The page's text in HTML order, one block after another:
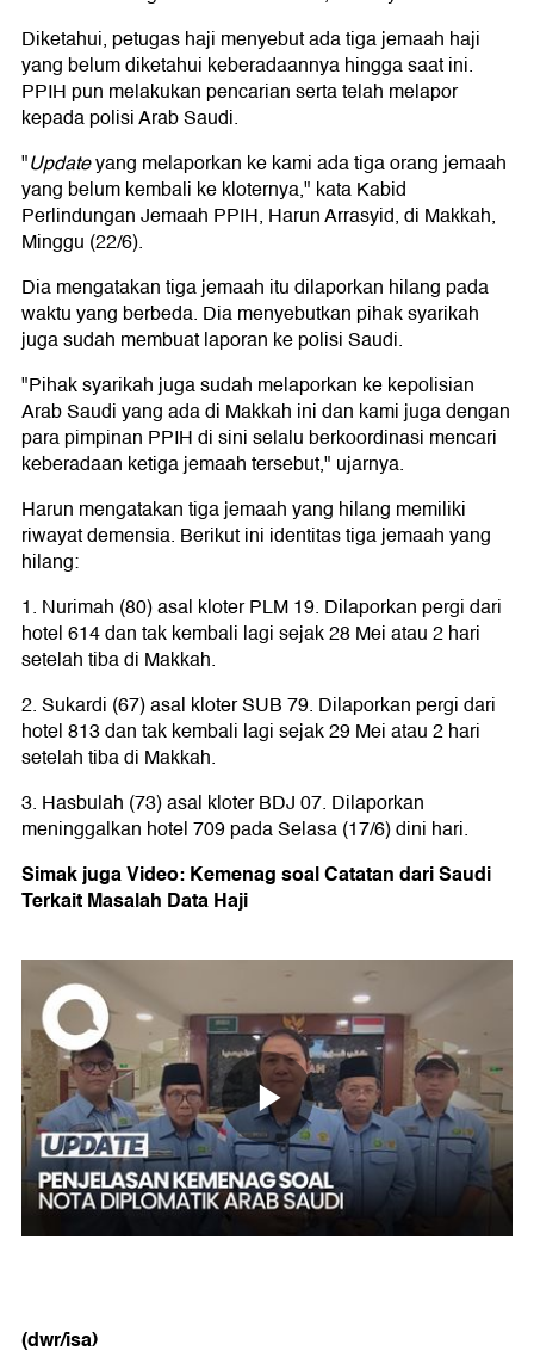
Diketahui, petugas haji menyebut ada tiga jemaah haji
yang belum diketahui keberadaannya hingga saat ini.
PPIH pun melakukan pencarian serta telah melapor
kepada polisi Arab Saudi.
"Updateyang melaporkan ke kami ada tiga orang jemaah
yang belum kembali ke kloternya," kata Kabid
Perlindungan Jemaah PPIH, Harun Arrasyid, di Makkah,
Minggu (22/6).
Dia mengatakan tiga jemaah itu dilaporkan hilang pada
waktu yang berbeda. Dia menyebutkan pihak syarikah
juga sudah membuat laporan ke polisi Saudi.
"Pihak syarikah juga sudah melaporkan ke kepolisian
Arab Saudi yang ada di Makkah ini dan kami juga dengan
para pimpinan PPIH di sini selalu berkoordinasi mencari
keberadaan ketiga jemaah tersebut," ujarnya.
Harun mengatakan tiga jemaah yang hilang memiliki
riwayat demensia. Berikut ini identitas tiga jemaah yang
hilang:
1. Nurimah (80) asal kloter PLM 19. Dilaporkan pergi dari
hotel 614 dan tak kembali lagi sejak 28 Mei atau 2 hari
setelah tiba di Makkah.
2. Sukardi (67) asal kloter SUB 79. Dilaporkan pergi dari
hotel 813 dan tak kembali lagi sejak 29 Mei atau 2 hari
setelah tiba di Makkah.
3. Hasbulah (73) asal kloter BDJ 07. Dilaporkan
meninggalkan hotel 709 pada Selasa (17/6) dini hari.
Simak juga Video: Kemenag soal Catatan dari Saudi
Terkait Masalah Data Haji
(dwr/isa)